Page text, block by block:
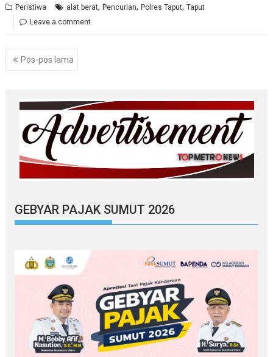
Peristiwa alat berat,Pencurian,Polres Taput,Taput
Leave a comment
Navigasi
pos
Pos-pos lama
GEBYAR PAJAK SUMUT 2026